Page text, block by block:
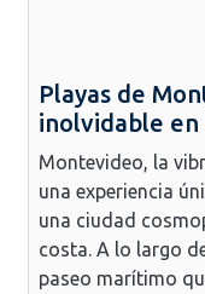
Playas de
inolvidable en
Montevideo, la
una experiencia
una ciudad
costa. A lo largo
paseo marítimo